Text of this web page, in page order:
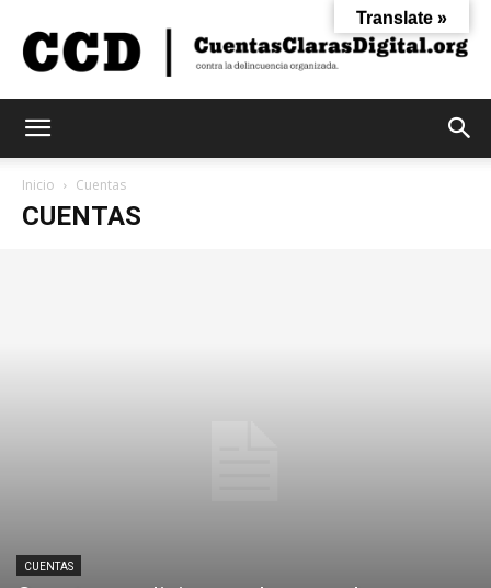
Inicio Cuentas
CUENTAS
CUENTAS
Translate »